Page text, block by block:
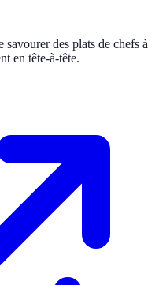
des plats de chefs à
en tête-à-tête.